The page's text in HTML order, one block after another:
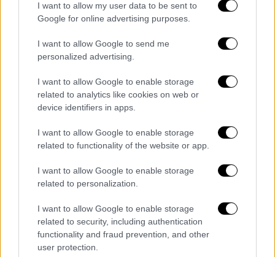
I want to allow my user data to be sent to
Google for online advertising purposes.
I want to allow Google to send me
personalized advertising.
I want to allow Google to enable storage
related to analytics like cookies on web or
device identifiers in apps.
I want to allow Google to enable storage
related to functionality of the website or app.
I want to allow Google to enable storage
related to personalization.
I want to allow Google to enable storage
related to security, including authentication
functionality and fraud prevention, and other
user protection.
Φαμπρίς Λεζερί από την κεφαλή της
Frontex - Γιατί τον στήριξε η Ελλάδα
Κόσμος|29.04.2022 21:02
Η ΕΕ εντείνει τις προετοιμασίες για
σταδιακό εμπάργκο στο ρωσικό
πετρέλαιο - Πώς θα υλοποιηθεί και τι
θα σημάνει για την τιμή του
παγκοσμίως
Αναμένεται τώρα να εγκριθεί από το ιταλικό
κοινοβούλιονέος νόμοςο οποίος θα
περιέχει -λεπτομερώς- τις οδηγίες και τις
θέσεις του Συνταγματικού Δικαστηρίου.